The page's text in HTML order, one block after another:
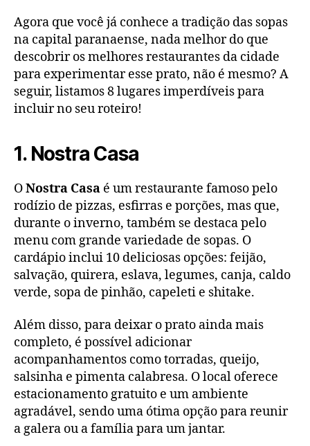
Agora que você já conhece a tradição das sopas
na capital paranaense, nada melhor do que
descobrir os melhores restaurantes da cidade
para experimentar esse prato, não é mesmo? A
seguir, listamos 8 lugares imperdíveis para
incluir no seu roteiro!
1. Nostra Casa
ONostra Casa é um restaurante famoso pelo
rodízio de pizzas, esfirras e porções, mas que,
durante o inverno, também se destaca pelo
menu com grande variedade de sopas. O
cardápio inclui 10 deliciosas opções: feijão,
salvação, quirera, eslava, legumes, canja, caldo
verde, sopa de pinhão, capeleti e shitake.
Além disso, para deixar o prato ainda mais
completo, é possível adicionar
acompanhamentos como torradas, queijo,
salsinha e pimenta calabresa. O local oferece
estacionamento gratuito e um ambiente
agradável, sendo uma ótima opção para reunir
a galera ou a família para um jantar.